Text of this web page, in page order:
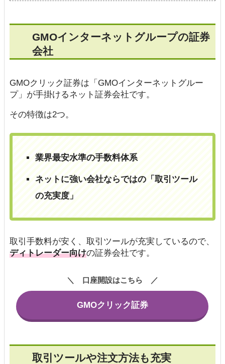
GMOインターネットグループの証券
会社
GMOクリック証券は「GMOインターネットグルー
プ」が手掛けるネット証券会社です。
その特徴は2つ。
業界最安水準の手数料体系
ネットに強い会社ならではの「取引ツール
の充実度」
取引手数料が安く、取引ツールが充実しているので、
ディトレーダー向けの証券会社です。
GMOクリック証券
口座開設はこちら
取引ツールや注文方法も充実